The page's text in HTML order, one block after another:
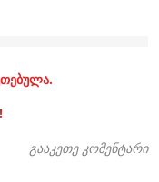
გააკეთე კომენტარი